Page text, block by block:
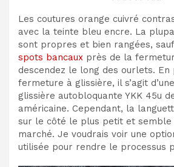
Les coutures orange cuivré
avec la teinte bleu encre. La
sont propres et bien rangées,
spots bancaux près de la
descendez le long des ourlets.
fermeture à glissière, il s’agit
glissière autobloquante YKK 45u
américaine. Cependant, la
sur le côté le plus petit et semble
marché. Je voudrais voir une
utilisée pour rendre le processus